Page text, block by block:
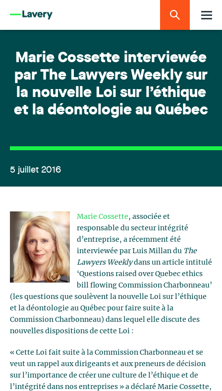
Marie Cossette interviewée
par The Lawyers Weekly sur
la nouvelle Loi sur l’éthique
et la déontologie au Québec
5 juillet 2016
Marie Cossette, associée et
responsable du secteur intégrité
d’entreprise, a récemment été
interviewée par Luis Millan du The
Lawyers Weeklydans un article intitulé
‘Questions raised over Quebec ethics
bill flowing Commission Charbonneau’
(les questions que soulèvent la nouvelle Loi sur l’éthique
et la déontologie au Québec pour faire suite à la
Commission Charbonneau) dans lequel elle discute des
nouvelles dispositions de cette Loi :
« Cette Loi fait suite à la Commission Charbonneau et se
veut un rappel aux dirigeants et aux preneurs de décision
sur l’importance de créer une culture de l’éthique et de
l’intégrité dans nos entreprises » a déclaré Marie Cossette,